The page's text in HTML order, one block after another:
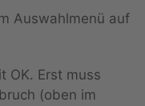
Auswahlmenü auf
OK. Erst muss
(oben im